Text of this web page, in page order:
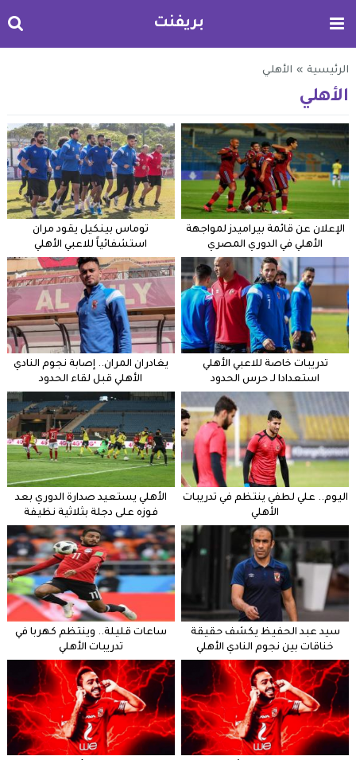
بريفنت
الرئيسية » الأهلي
الأهلي
الإعلان عن قائمة بيراميدز لمواجهة
الأهلي في الدوري المصري
توماس بينكيل يقود مران
استشفائياً للاعبي الأهلي
تدريبات خاصة للاعبي الأهلي
استعدادا لـ حرس الحدود
يغادران المران.. إصابة نجوم النادي
الأهلي قبل لقاء الحدود
اليوم.. علي لطفي ينتظم في تدريبات
الأهلي
الأهلي يستعيد صدارة الدوري بعد
فوزه على دجلة بثلاثية نظيفة
سيد عبد الحفيظ يكشف حقيقة
خناقات بين نجوم النادي الأهلي
ساعات قليلة.. وينتظم كهربا في
تدريبات الأهلي